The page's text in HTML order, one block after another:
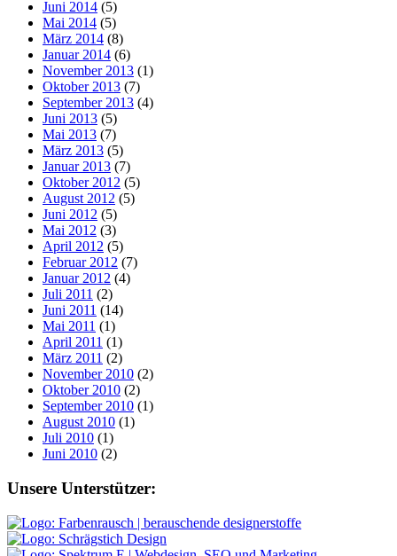
Juni 2014 (5)
Mai 2014 (5)
März 2014 (8)
Januar 2014 (6)
November 2013 (1)
Oktober 2013 (7)
September 2013 (4)
Juni 2013 (5)
Mai 2013 (7)
März 2013 (5)
Januar 2013 (7)
Oktober 2012 (5)
August 2012 (5)
Juni 2012 (5)
Mai 2012 (3)
April 2012 (5)
Februar 2012 (7)
Januar 2012 (4)
Juli 2011 (2)
Juni 2011 (14)
Mai 2011 (1)
April 2011 (1)
März 2011 (2)
November 2010 (2)
Oktober 2010 (2)
September 2010 (1)
August 2010 (1)
Juli 2010 (1)
Juni 2010 (2)
Footer
Unsere Unterstützer: